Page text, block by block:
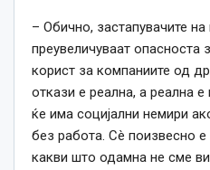
– Обично, застапувачите на
преувеличуваат опасноста
корист за компаниите од
откази е реална, а реална
ќе има социјални немири
без работа. Сè поизвесно
какви што одамна не сме